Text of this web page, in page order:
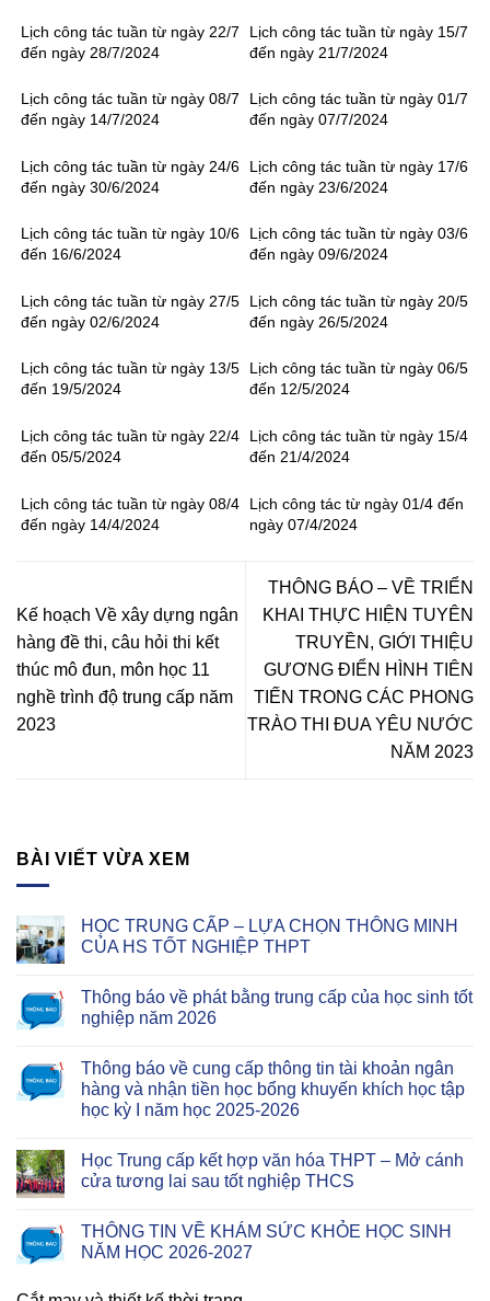
Lịch công tác tuần từ ngày 22/7
đến ngày 28/7/2024
Lịch công tác tuần từ ngày 15/7
đến ngày 21/7/2024
Lịch công tác tuần từ ngày 08/7
đến ngày 14/7/2024
Lịch công tác tuần từ ngày 01/7
đến ngày 07/7/2024
Lịch công tác tuần từ ngày 24/6
đến ngày 30/6/2024
Lịch công tác tuần từ ngày 17/6
đến ngày 23/6/2024
Lịch công tác tuần từ ngày 10/6
đến 16/6/2024
Lịch công tác tuần từ ngày 03/6
đến ngày 09/6/2024
Lịch công tác tuần từ ngày 27/5
đến ngày 02/6/2024
Lịch công tác tuần từ ngày 20/5
đến ngày 26/5/2024
Lịch công tác tuần từ ngày 13/5
đến 19/5/2024
Lịch công tác tuần từ ngày 06/5
đến 12/5/2024
Lịch công tác tuần từ ngày 22/4
đến 05/5/2024
Lịch công tác tuần từ ngày 15/4
đến 21/4/2024
Lịch công tác tuần từ ngày 08/4
đến ngày 14/4/2024
Lịch công tác từ ngày 01/4 đến
ngày 07/4/2024
Kế hoạch Về xây dựng ngân
hàng đề thi, câu hỏi thi kết
thúc mô đun, môn học 11
nghề trình độ trung cấp năm
2023
THÔNG BÁO – VỀ TRIỂN
KHAI THỰC HIỆN TUYÊN
TRUYỀN, GIỚI THIỆU
GƯƠNG ĐIỂN HÌNH TIÊN
TIẾN TRONG CÁC PHONG
TRÀO THI ĐUA YÊU NƯỚC
NĂM 2023
BÀI VIẾT VỪA XEM
HỌC TRUNG CẤP – LỰA CHỌN THÔNG MINH
CỦA HS TỐT NGHIỆP THPT
Thông báo về phát bằng trung cấp của học sinh tốt
nghiệp năm 2026
Thông báo về cung cấp thông tin tài khoản ngân
hàng và nhận tiền học bổng khuyến khích học tập
học kỳ I năm học 2025-2026
Học Trung cấp kết hợp văn hóa THPT – Mở cánh
cửa tương lai sau tốt nghiệp THCS
THÔNG TIN VỀ KHÁM SỨC KHỎE HỌC SINH
NĂM HỌC 2026-2027